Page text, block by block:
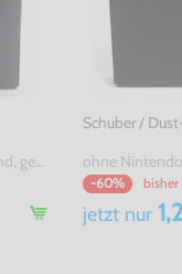
mit Nintendo Logo, sehr guter Zustand, gebraucht
Schuber /
ohne
-60% bisher
jetzt nur